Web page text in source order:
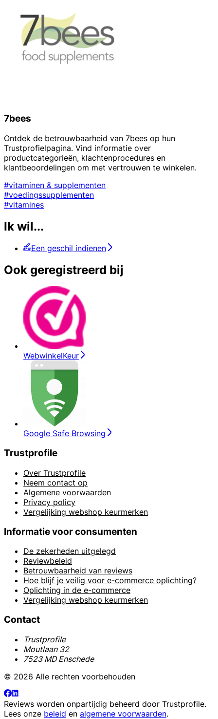
7bees
Ontdek de betrouwbaarheid van 7bees op hun
Trustprofielpagina. Vind informatie over
productcategorieën, klachtenprocedures en
klantbeoordelingen om met vertrouwen te winkelen.
#vitaminen & supplementen
#voedingssupplementen
#vitamines
Ik wil...
Een geschil indienen
Ook geregistreerd bij
WebwinkelKeur
Google Safe Browsing
Trustprofile
Over Trustprofile
Neem contact op
Algemene voorwaarden
Privacy policy
Vergelijking webshop keurmerken
Informatie voor consumenten
De zekerheden uitgelegd
Reviewbeleid
Betrouwbaarheid van reviews
Hoe blijf je veilig voor e-commerce oplichting?
Oplichting in de e-commerce
Vergelijking webshop keurmerken
Contact
Trustprofile
Moutlaan 32
7523 MD Enschede
© 2026 Alle rechten voorbehouden
Reviews worden onpartijdig beheerd door Trustprofile.
Lees onze beleid en algemene voorwaarden.